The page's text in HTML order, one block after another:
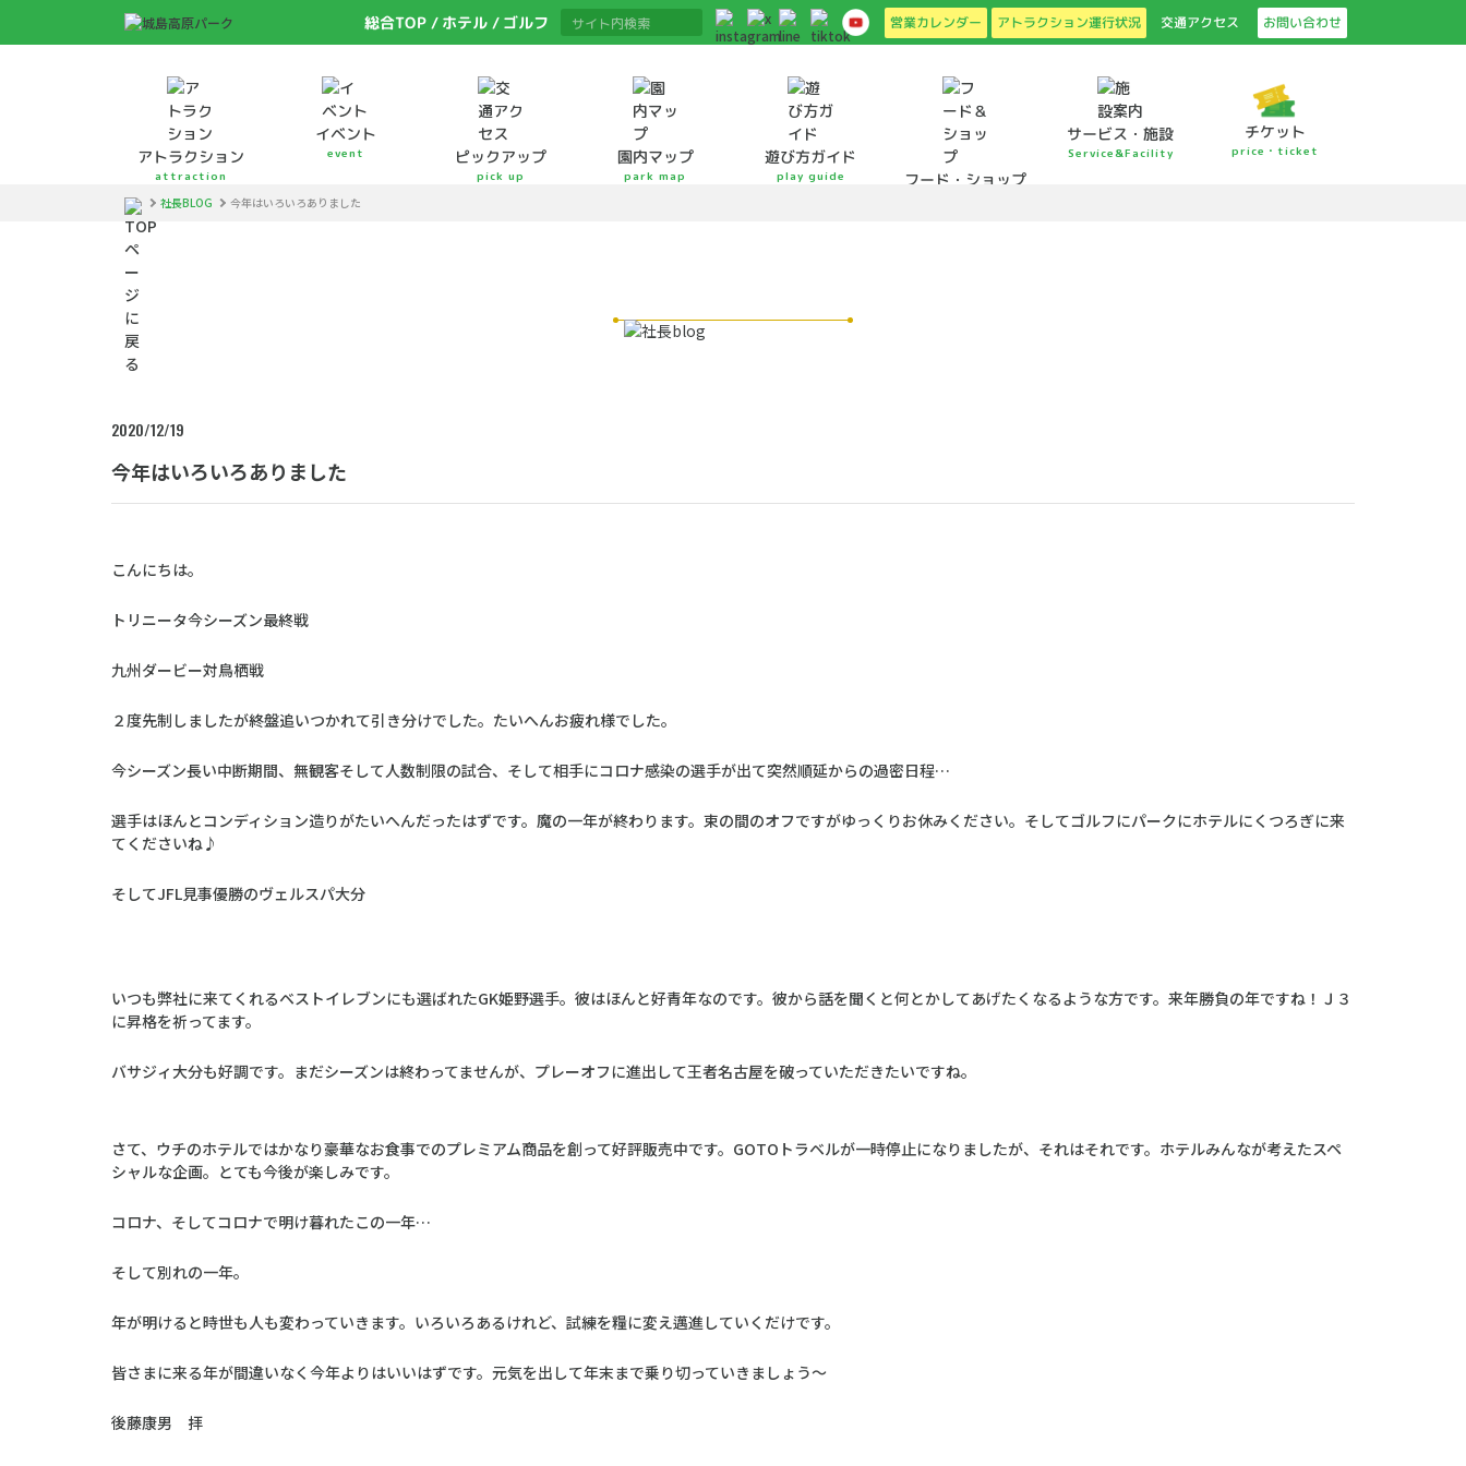
総合TOP ホテル ゴルフ 営業カレンダー アトラクション運行状況 交通アクセス お問い合わせ
アトラクション
attraction
イベント
event ピックアップ
pick up
園内マップ
park map
遊び方ガイド
play guide フード・ショップ
サービス・施設
Service&Facility
チケット
price・ticket
社長BLOG 今年はいろいろありました
2020/12/19
今年はいろいろありました
こんにちは。
トリニータ今シーズン最終戦
九州ダービー対鳥栖戦
２度先制しましたが終盤追いつかれて引き分けでした。たいへんお疲れ様でした。
今シーズン長い中断期間、無観客そして人数制限の試合、そして相手にコロナ感染の選手が出て突然順延からの過密日程…
選手はほんとコンディション造りがたいへんだったはずです。魔の一年が終わります。束の間のオフですがゆっくりお休みください。そしてゴルフにパークにホテルにくつろぎに来
てくださいね♪
そしてJFL見事優勝のヴェルスパ大分
いつも弊社に来てくれるベストイレブンにも選ばれたGK姫野選手。彼はほんと好青年なのです。彼から話を聞くと何とかしてあげたくなるような方です。来年勝負の年ですね！Ｊ３
に昇格を祈ってます。
バサジィ大分も好調です。まだシーズンは終わってませんが、プレーオフに進出して王者名古屋を破っていただきたいですね。
さて、ウチのホテルではかなり豪華なお食事でのプレミアム商品を創って好評販売中です。GOTOトラベルが一時停止になりましたが、それはそれです。ホテルみんなが考えたスペ
シャルな企画。とても今後が楽しみです。
コロナ、そしてコロナで明け暮れたこの一年…
そして別れの一年。
年が明けると時世も人も変わっていきます。いろいろあるけれど、試練を糧に変え邁進していくだけです。
皆さまに来る年が間違いなく今年よりはいいはずです。元気を出して年末まで乗り切っていきましょう〜
後藤康男 拝